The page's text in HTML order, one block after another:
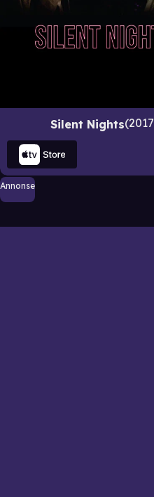
Silent Nights 2017
Annonse